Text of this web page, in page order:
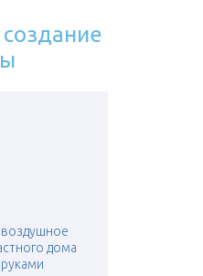
воздушное
дома